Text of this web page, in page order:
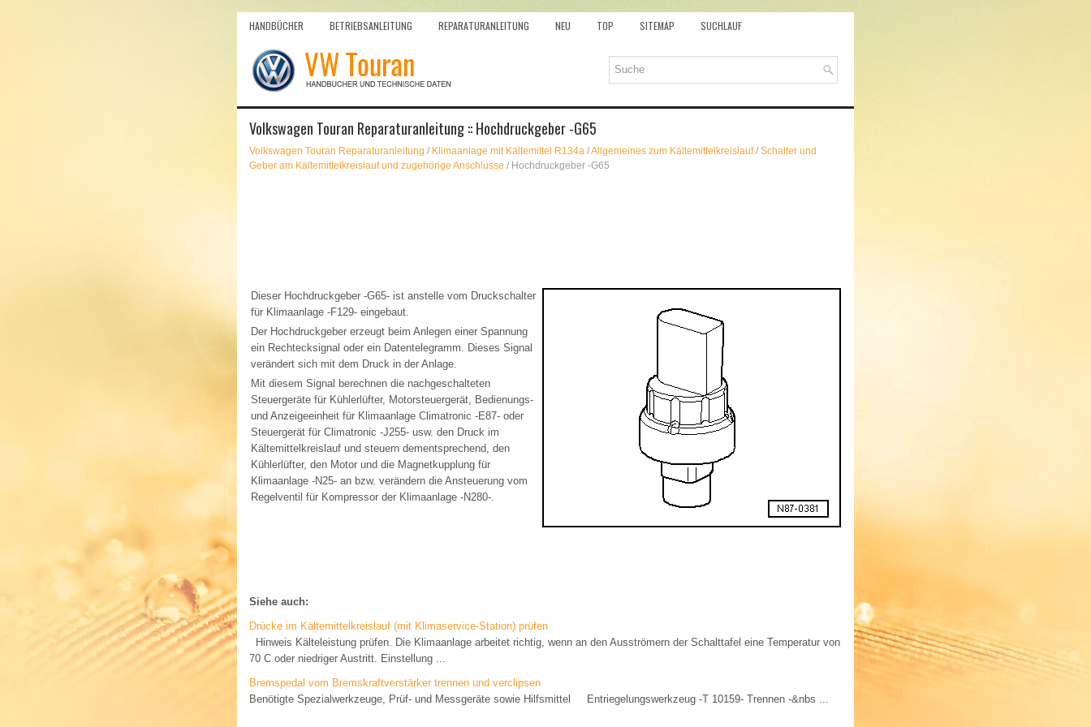
HANDBÜCHER BETRIEBSANLEITUNG REPARATURANLEITUNG NEU TOP SITEMAP SUCHLAUF
Volkswagen Touran Reparaturanleitung :: Hochdruckgeber -G65
Volkswagen Touran Reparaturanleitung / Klimaanlage mit Kältemittel R134a /Allgemeines zum Kältemittelkreislauf/ Schalter und
Geber am Kältemittelkreislauf und zugehörige Anschlüsse / Hochdruckgeber -G65
Dieser Hochdruckgeber -G65- ist anstelle vom Druckschalter
für Klimaanlage -F129- eingebaut.
Der Hochdruckgeber erzeugt beim Anlegen einer Spannung
ein Rechtecksignal oder ein Datentelegramm. Dieses Signal
verändert sich mit dem Druck in der Anlage.
Mit diesem Signal berechnen die nachgeschalteten
Steuergeräte für Kühlerlüfter, Motorsteuergerät, Bedienungs-
und Anzeigeeinheit für Klimaanlage Climatronic -E87- oder
Steuergerät für Climatronic -J255- usw. den Druck im
Kältemittelkreislauf und steuern dementsprechend, den
Kühlerlüfter, den Motor und die Magnetkupplung für
Klimaanlage -N25- an bzw. verändern die Ansteuerung vom
Regelventil für Kompressor der Klimaanlage -N280-.
Siehe auch:
Drücke im Kältemittelkreislauf (mit Klimaservice-Station) prüfen
Hinweis Kälteleistung prüfen. Die Klimaanlage arbeitet richtig, wenn an den Ausströmern der Schalttafel eine Temperatur von
70 C oder niedriger Austritt. Einstellung ...
Bremspedal vom Bremskraftverstärker trennen und verclipsen
Benötigte Spezialwerkzeuge, Prüf- und Messgeräte sowie Hilfsmittel Entriegelungswerkzeug -T 10159- Trennen -&nbs ...